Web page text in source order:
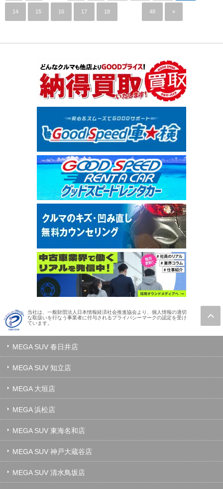
14 15 16 17 18 48 »
当社は、一般財団法人日本情報経済社会推進協会より、個人情報の適切
な取扱いを行なう事業者に付与されるプライバシーマークの認定を受け
ています。
MEGA SUV 春日井店
MEGA SUV 知立店
MEGA 大垣店
MEGA 浜松店
MEGA SUV 東海名和店
MEGA SUV 神戸大蔵谷店
MEGA SUV 清水鳥坂店